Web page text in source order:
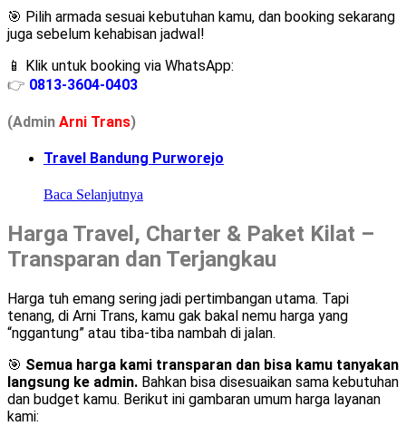
🎯 Pilih armada sesuai kebutuhan kamu, dan booking sekarang
juga sebelum kehabisan jadwal!
📱 Klik untuk booking via WhatsApp:
👉 0813-3604-0403
(Admin Arni Trans)
Travel Bandung Purworejo
Baca Selanjutnya
Harga Travel, Charter & Paket Kilat –
Transparan dan Terjangkau
Harga tuh emang sering jadi pertimbangan utama. Tapi
tenang, di Arni Trans, kamu gak bakal nemu harga yang
“nggantung” atau tiba-tiba nambah di jalan.
🎯 Semua harga kami transparan dan bisa kamu tanyakan
langsung ke admin. Bahkan bisa disesuaikan sama kebutuhan
dan budget kamu. Berikut ini gambaran umum harga layanan
kami: